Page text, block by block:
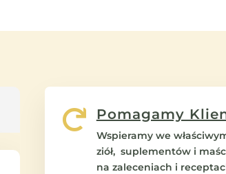
 Pomagamy
Wspieramy we
ziół, suplementów i
na zaleceniach i